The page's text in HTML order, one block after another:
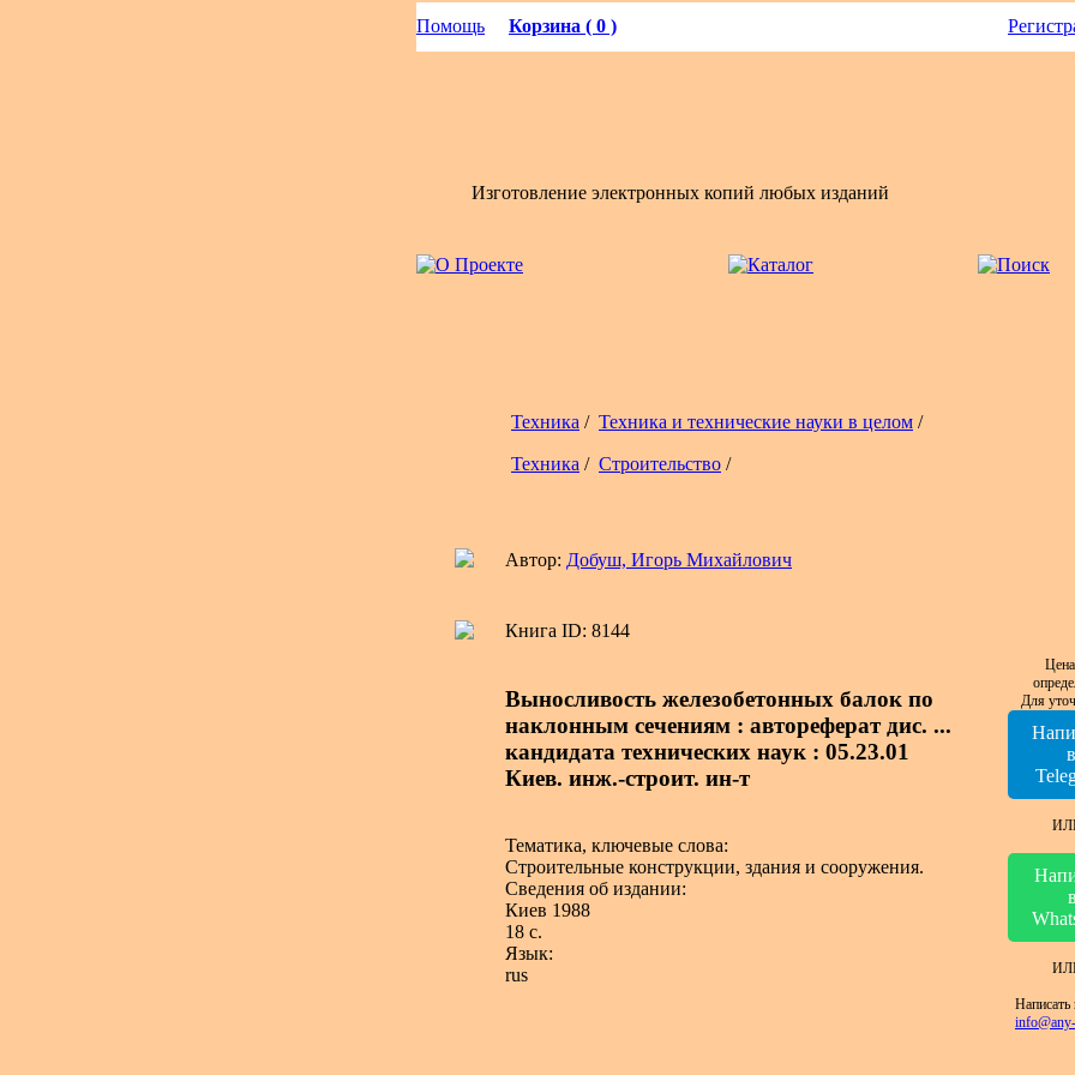
Помощь Корзина ( 0 )
Изготовление электронных копий любых изданий
Техника / Техника и технические науки в целом /
Техника / Строительство /
Автор: Добуш, Игорь Михайлович
Книга ID: 8144
Выносливость железобетонных балок по
наклонным сечениям : автореферат дис. ...
кандидата технических наук : 05.23.01
Киев. инж.-строит. ин-т
Тематика, ключевые слова:
Строительные конструкции, здания и сооружения.
Сведения об издании:
Киев 1988
18 с.
Язык:
rus
Для
в
в
Написать